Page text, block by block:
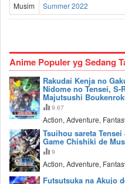
Musim
Summer 2022
Anime Populer yg Sedang
Rakudai Kenja no
Nidome no Tensei, S-
Majutsushi
9.67
Action, Adventure,
Tsuihou sareta
Game Chishiki de
9
Action, Adventure,
Futsutsuka na Akujo